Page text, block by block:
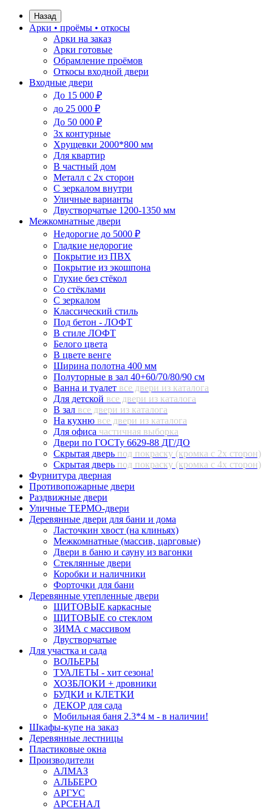
Назад
Арки • проёмы • откосы
Арки на заказ
Арки готовые
Обрамление проёмов
Откосы входной двери
Входные двери
До 15 000 ₽
до 25 000 ₽
До 50 000 ₽
3х контурные
Хрущевки 2000*800 мм
Для квартир
В частный дом
Металл с 2х сторон
С зеркалом внутри
Уличные варианты
Двустворчатые 1200-1350 мм
Межкомнатные двери
Недорогие до 5000 ₽
Гладкие недорогие
Покрытие из ПВХ
Покрытие из экошпона
Глухие без стёкол
Со стёклами
С зеркалом
Классический стиль
Под бетон - ЛОФТ
В стиле ЛОФТ
Белого цвета
В цвете венге
Ширина полотна 400 мм
Полуторные в зал 40+60/70/80/90 см
Ванна и туалет все двери из каталога
Для детской все двери из каталога
В зал все двери из каталога
На кухню все двери из каталога
Для офиса частичная выборка
Двери по ГОСТу 6629-88 ДГ/ДО
Скрытая дверь под покраску (кромка с 2х сторон)
Скрытая дверь под покраску (кромка с 4х сторон)
Фурнитура дверная
Противопожарные двери
Раздвижные двери
Уличные ТЕРМО-двери
Деревянные двери для бани и дома
Ласточкин хвост (на клиньях)
Межкомнатные (массив, царговые)
Двери в баню и сауну из вагонки
Стеклянные двери
Коробки и наличники
Форточки для бани
Деревянные утепленные двери
ЩИТОВЫЕ каркасные
ЩИТОВЫЕ со стеклом
ЗИМА с массивом
Двустворчатые
Для участка и сада
ВОЛЬЕРЫ
ТУАЛЕТЫ - хит сезона!
ХОЗБЛОКИ + дровники
БУДКИ и КЛЕТКИ
ДЕКОР для сада
Мобильная баня 2.3*4 м - в наличии!
Шкафы-купе на заказ
Деревянные лестницы
Пластиковые окна
Производители
АЛМАЗ
АЛЬБЕРО
АРГУС
АРСЕНАЛ